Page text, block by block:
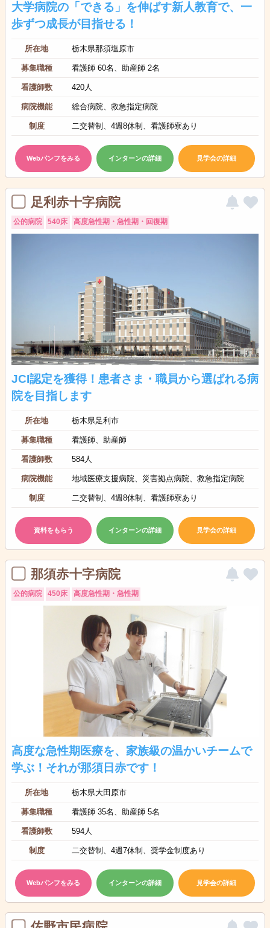
大学病院の「できる」を伸ばす新人教育で、一
歩ずつ成長が目指せる！
所在地 栃木県那須塩原市
募集職種 看護師 60名、助産師 2名
看護師数 420人
病院機能 総合病院、救急指定病院
制度 二交替制、4週8休制、看護師寮あり
Webパンフをみる インターンの詳細 見学会の詳細
足利赤十字病院
公的病院 540床 高度急性期・急性期・回復期
JCI認定を獲得！患者さま・職員から選ばれる病
院を目指します
所在地 栃木県足利市
募集職種 看護師、助産師
看護師数 584人
病院機能 地域医療支援病院、災害拠点病院、救急指定病院
制度 二交替制、4週8休制、看護師寮あり
資料をもらう インターンの詳細 見学会の詳細
那須赤十字病院
公的病院 450床 高度急性期・急性期
高度な急性期医療を、家族級の温かいチームで
学ぶ！それが那須日赤です！
所在地 栃木県大田原市
募集職種 看護師 35名、助産師 5名
看護師数 594人
制度 二交替制、4週7休制、奨学金制度あり
Webパンフをみる インターンの詳細 見学会の詳細